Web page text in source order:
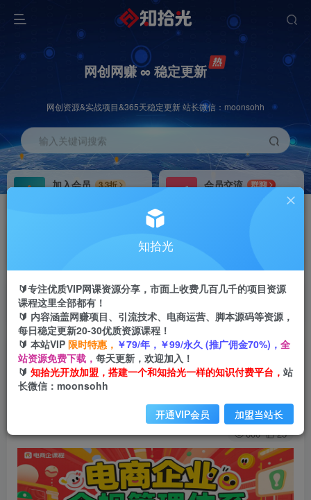
网创网赚 ∞ 稳定更新
网创资源&实战项目&365天稳定更新 站长微信：moonsohh
输入关键词搜索
加入会员
3.3折
会员交流
群聊
电商企业合规管理体系，系统解决人事、财务、知
识产权及平台运营四大核心风险
关注 私信
600 25
知拾光
🔰专注优质VIP网课资源分享，市面上收费几百几千的项目资源
课程这里全部都有！
🔰 内容涵盖网赚项目、引流技术、电商运营、脚本源码等资源，
每日稳定更新20-30优质资源课程！
🔰 本站VIP 限时特惠， ￥79/年，￥99/永久 (推广佣金70%)， 全
站资源免费下载， 每天更新，欢迎加入！
🔰 知拾光开放加盟，搭建一个和知拾光一样的知识付费平台， 站
长微信：moonsohh
开通VIP会员 加盟当站长